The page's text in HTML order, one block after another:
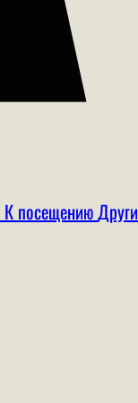
К посещению